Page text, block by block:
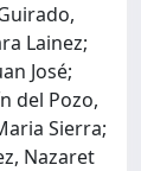
Lainez;
José;
del Pozo,
Sierra;
Nazaret